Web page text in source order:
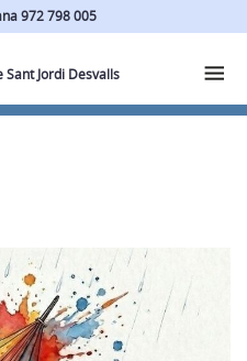
972 798 005
Jordi Desvalls